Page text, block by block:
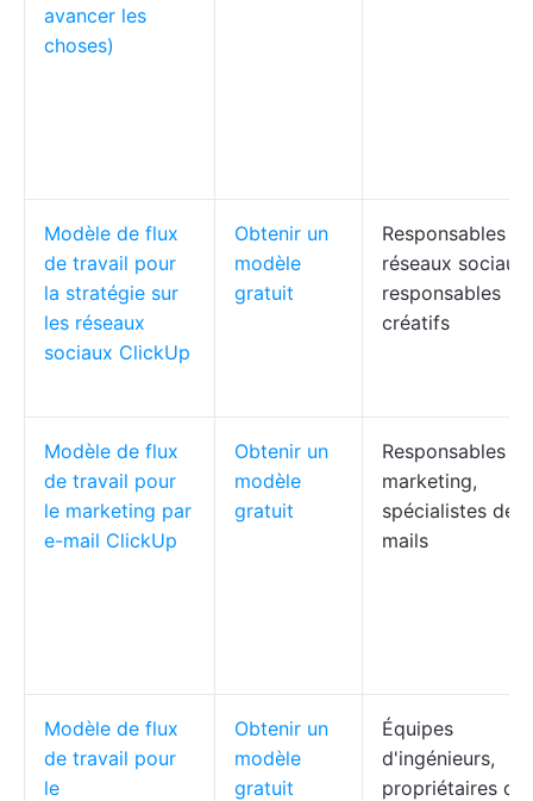
avancer les
choses)
Modèle de flux
de travail pour
la stratégie sur
les réseaux
sociaux ClickUp
Obtenir un
modèle
gratuit
Responsables
réseaux sociaux,
responsables
créatifs
Modèle de flux
de travail pour
le marketing par
e-mail ClickUp
Obtenir un
modèle
gratuit
Responsables
marketing,
spécialistes des
mails
Modèle de flux
de travail pour
le
Obtenir un
modèle
gratuit
Équipes
d'ingénieurs,
propriétaires de